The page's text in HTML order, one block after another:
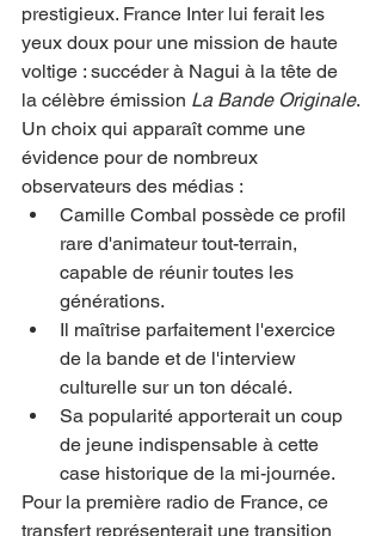
prestigieux. France Inter lui ferait les
yeux doux pour une mission de haute
voltige : succéder à Nagui à la tête de
la célèbre émission La Bande Originale.
Un choix qui apparaît comme une
évidence pour de nombreux
observateurs des médias :
Camille Combal possède ce profil
rare d'animateur tout-terrain,
capable de réunir toutes les
générations.
Il maîtrise parfaitement l'exercice
de la bande et de l'interview
culturelle sur un ton décalé.
Sa popularité apporterait un coup
de jeune indispensable à cette
case historique de la mi-journée.
Pour la première radio de France, ce
transfert représenterait une transition